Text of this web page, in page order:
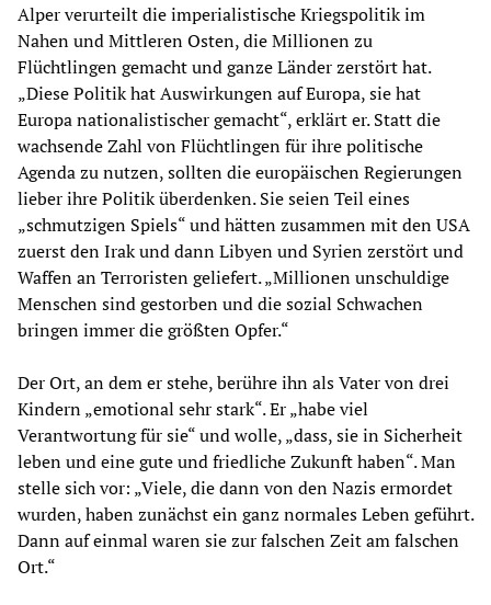
Alper verurteilt die imperialistische Kriegspolitik im
Nahen und Mittleren Osten, die Millionen zu
Flüchtlingen gemacht und ganze Länder zerstört hat.
„Diese Politik hat Auswirkungen auf Europa, sie hat
Europa nationalistischer gemacht“, erklärt er. Statt die
wachsende Zahl von Flüchtlingen für ihre politische
Agenda zu nutzen, sollten die europäischen Regierungen
lieber ihre Politik überdenken. Sie seien Teil eines
„schmutzigen Spiels“ und hätten zusammen mit den USA
zuerst den Irak und dann Libyen und Syrien zerstört und
Waffen an Terroristen geliefert. „Millionen unschuldige
Menschen sind gestorben und die sozial Schwachen
bringen immer die größten Opfer.“
Der Ort, an dem er stehe, berühre ihn als Vater von drei
Kindern „emotional sehr stark“. Er „habe viel
Verantwortung für sie“ und wolle, „dass, sie in Sicherheit
leben und eine gute und friedliche Zukunft haben“. Man
stelle sich vor: „Viele, die dann von den Nazis ermordet
wurden, haben zunächst ein ganz normales Leben geführt.
Dann auf einmal waren sie zur falschen Zeit am falschen
Ort.“